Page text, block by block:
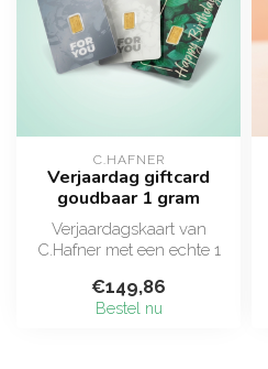
C.HAFNER
Verjaardag giftcard
goudbaar 1 gram
Verjaardagskaart van
C.Hafner met een echte 1
erin verzege...
€149,86
Bestel nu